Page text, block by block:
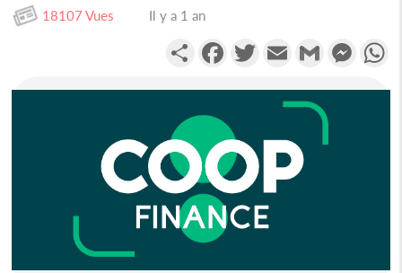
18107 Vues Il y a 1 an
PartagerFacebookTwitterEmail Gmail